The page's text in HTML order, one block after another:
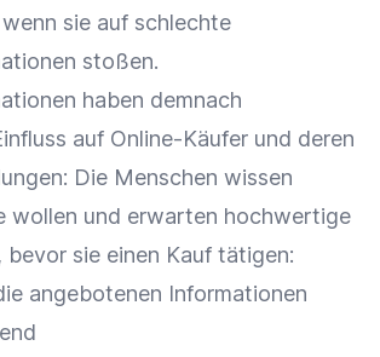
sie auf schlechte
stoßen.
haben demnach
auf Online-Käufer und deren
Die Menschen wissen
wollen und erwarten hochwertige
bevor sie einen Kauf tätigen:
angebotenen Informationen